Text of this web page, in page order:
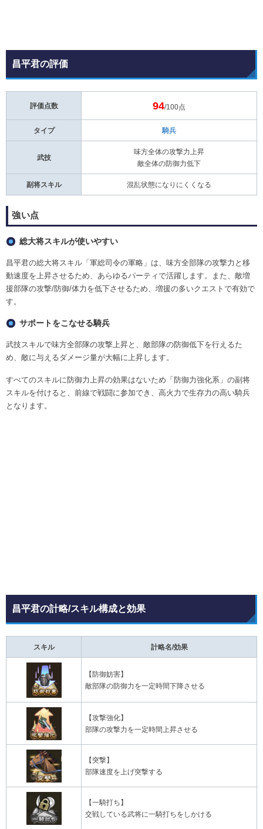
昌平君の評価
評価点数 94/100点
タイプ 騎兵
武技
味方全体の攻撃力上昇
敵全体の防御力低下
副将スキル 混乱状態になりにくくなる
強い点
総大将スキルが使いやすい
昌平君の総大将スキル「軍総司令の軍略」は、味方全部隊の攻撃力と移
動速度を上昇させるため、あらゆるパーティで活躍します。また、敵増
援部隊の攻撃/防御/体力を低下させるため、増援の多いクエストで有効で
す。
サポートをこなせる騎兵
武技スキルで味方全部隊の攻撃上昇と、敵部隊の防御低下を行えるた
め、敵に与えるダメージ量が大幅に上昇します。
すべてのスキルに防御力上昇の効果はないため「防御力強化系」の副将
スキルを付けると、前線で戦闘に参加でき、高火力で生存力の高い騎兵
となります。
昌平君の計略/スキル構成と効果
スキル 計略名/効果
【防御妨害】
敵部隊の防御力を一定時間下降させる
【攻撃強化】
部隊の攻撃力を一定時間上昇させる
【突撃】
部隊速度を上げ突撃する
【一騎打ち】
交戦している武将に一騎打ちをしかける